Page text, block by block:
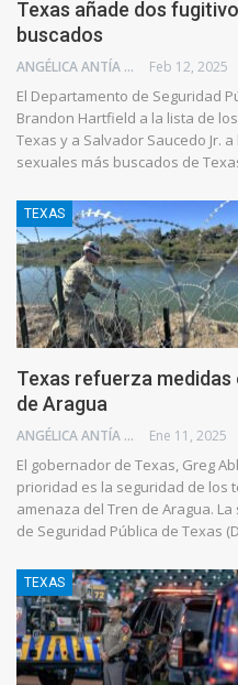
Texas añade dos
buscados
ANGÉLICA ANTÍA AZUAJE Feb 12, 2025
El Departamento de Seguridad
Brandon Hartfield a la lista de
Texas y a Salvador Saucedo Jr.
sexuales más buscados de
TEXAS
Texas refuerza
de Aragua
ANGÉLICA ANTÍA AZUAJE Ene 11, 2025
El gobernador de Texas, Greg
prioridad es la seguridad de los
amenaza del Tren de Aragua.
de Seguridad Pública de Texas
TEXAS